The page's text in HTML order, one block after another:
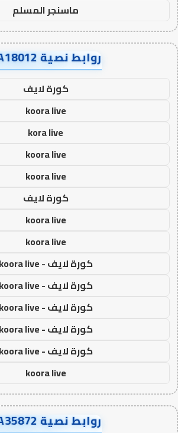
ماسنجر المسلم
روابط نصية AA18012
كورة لايف
koora live
kora live
koora live
koora live
كورة لايف
koora live
koora live
كورة لايف - koora live
كورة لايف - koora live
كورة لايف - koora live
كورة لايف - koora live
كورة لايف - koora live
koora live
روابط نصية AA35872